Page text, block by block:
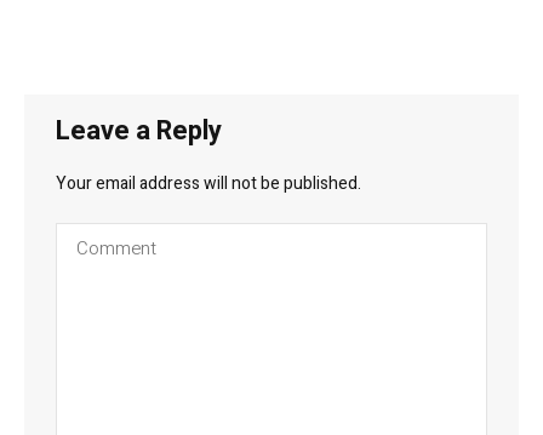
Leave a Reply
Your email address will not be published.